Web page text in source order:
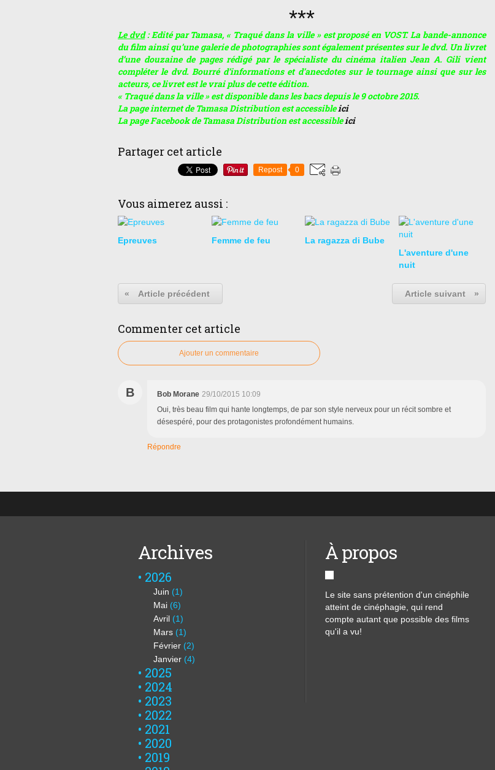
***
Le dvd: Edité par Tamasa, « Traqué dans la ville » est proposé en VOST. La bande-annonce
du film ainsi qu’une galerie de photographies sont également présentes sur le dvd. Un livret
d’une douzaine de pages rédigé par le spécialiste du cinéma italien Jean A. Gili vient
compléter le dvd. Bourré d’informations et d’anecdotes sur le tournage ainsi que sur les
acteurs, ce livret est le vrai plus de cette édition.
« Traqué dans la ville » est disponible dans les bacs depuis le 9 octobre 2015.
La page internet de Tamasa Distribution est accessibleici
La page Facebook de Tamasa Distribution est accessibleici
Partager cet article
Repost 0
Vous aimerez aussi :
Epreuves Femme de feu
La ragazza di Bube
L'aventure d'une
nuit
« Article précédent Article suivant »
Commenter cet article
Ajouter un commentaire
B Bob Morane 29/10/2015 10:09
Oui, très beau film qui hante longtemps, de par son style nerveux pour un récit sombre et
désespéré, pour des protagonistes profondément humains.
Répondre
Archives
2026
Juin (1)
Mai (6)
Avril (1)
Mars (1)
Février (2)
Janvier (4)
2025
2024
2023
2022
2021
2020
2019
À propos
Le site sans prétention d'un cinéphile
atteint de cinéphagie, qui rend
compte autant que possible des films
qu'il a vu!